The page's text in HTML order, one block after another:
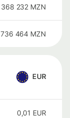
368 232 MZN
736 464 MZN
EUR
0,01 EUR